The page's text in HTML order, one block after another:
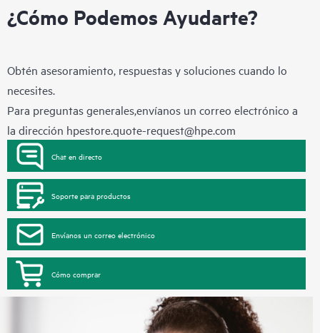
¿Cómo Podemos Ayudarte?
Obtén asesoramiento, respuestas y soluciones cuando lo
necesites.
Para preguntas generales,envíanos un correo electrónico a
la dirección hpestore.quote-request@hpe.com
Chat en directo
Soporte para productos
Envíanos un correo electrónico
Cómo comprar